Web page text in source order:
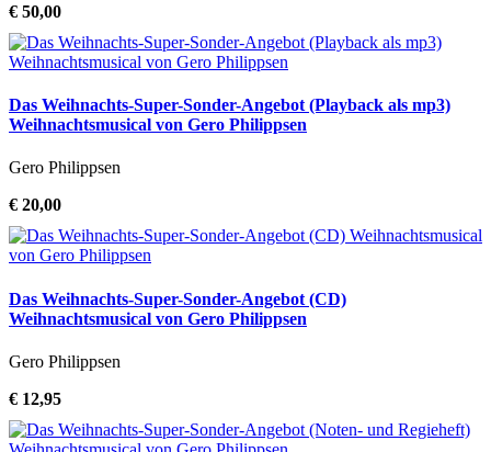
€ 50,00
Das Weihnachts-Super-Sonder-Angebot (Playback als mp3)
Weihnachtsmusical von Gero Philippsen
Gero Philippsen
€ 20,00
Das Weihnachts-Super-Sonder-Angebot (CD)
Weihnachtsmusical von Gero Philippsen
Gero Philippsen
€ 12,95